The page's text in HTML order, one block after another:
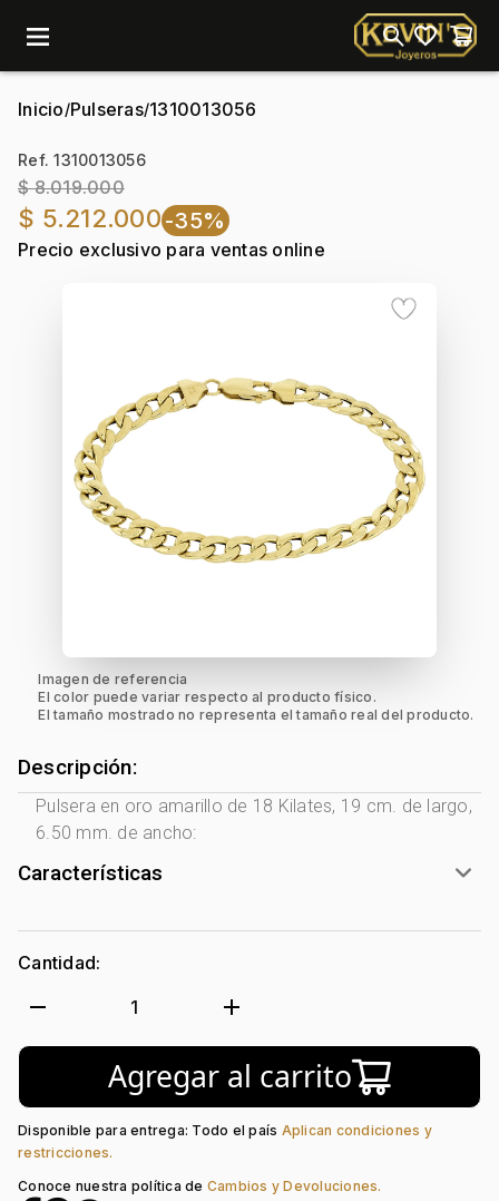
menu
Inicio/Pulseras/1310013056
Ref. 1310013056
$ 8.019.000
$ 5.212.000 -35%
Precio exclusivo para ventas online
Imagen de referencia
El color puede variar respecto al producto físico.
El tamaño mostrado no representa el tamaño real del producto.
Descripción:
Pulsera en oro amarillo de 18 Kilates, 19 cm. de largo,
6.50 mm. de ancho:
Características
Género: Unisex
Tono Metal:
Metal: Oro 18 Kilates
Grumette
Longitud: 19
Tipo de terminado:
Liso
Tipo de Broche:
Pico Loro
Cantidad:
remove 1 add
Agregar al carrito
Disponible para entrega: Todo el país Aplican condiciones y
restricciones.
Conoce nuestra política de Cambios y Devoluciones.